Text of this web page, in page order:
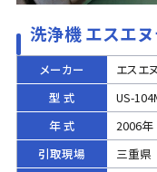
洗浄機 エスエ
メーカー
エスエ
型 式
US-
年 式
2006年
引取現場
三重県